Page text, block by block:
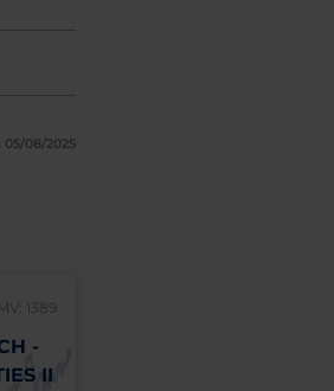
08/2025
1389
-
II